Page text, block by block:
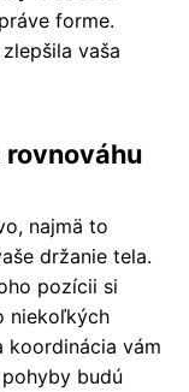
forme.
vaša
najmä to
držanie tela.
pozícii si
niekoľkých
koordinácia vám
budú